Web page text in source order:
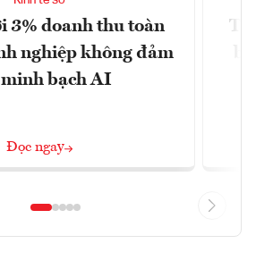
3% doanh thu toàn
nghiệp không đảm
minh bạch AI
Đọc ngay